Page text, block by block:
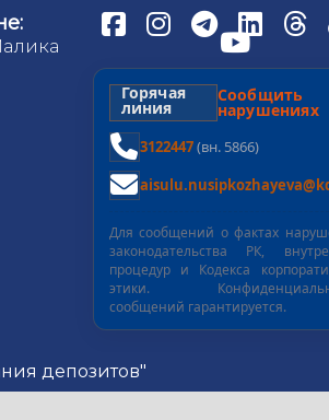
Горячая
линия нарушениях
3122447(вн. 5866)
Для сообщений о фактах
законодательства РК,
процедур и Кодекса
этики.
сообщений гарантируется.
депозитов"